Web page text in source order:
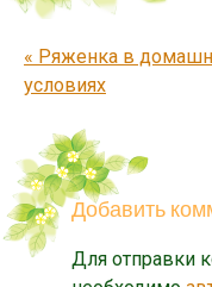
Запись
« Ряженка в
условиях
Добавить
Для отправки